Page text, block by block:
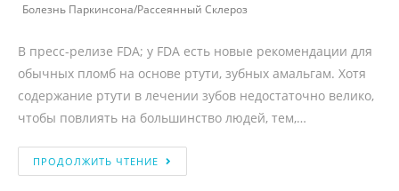
Болезнь Паркинсона/Рассеянный Склероз
В пресс-релизе FDA; у FDA есть новые рекомендации для
обычных пломб на основе ртути, зубных амальгам. Хотя
содержание ртути в лечении зубов недостаточно велико,
чтобы повлиять на большинство людей, тем,…
ПРОДОЛЖИТЬ ЧТЕНИЕ